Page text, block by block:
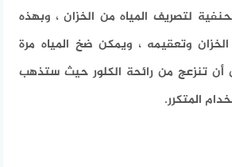
لتصريف المياه من الخزان ، وبهذه
وتعقيمه ، ويمكن ضخ المياه مرة
أن تنزعج من رائحة الكلور حيث ستذهب
المتكرر.